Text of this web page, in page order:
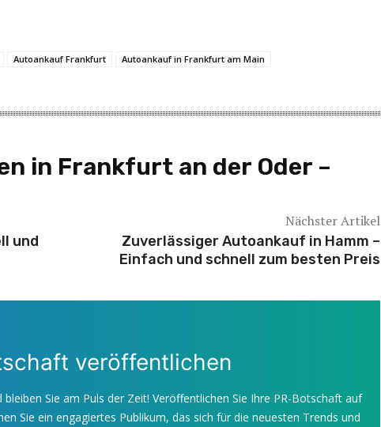
Autoankauf Frankfurt
Autoankauf in Frankfurt am Main
in Frankfurt an der Oder –
und
Nächster Artikel
Zuverlässiger Autoankauf in Hamm –
Einfach und schnell zum besten Preis
veröffentlichen
Sie am Puls der Zeit! Veröffentlichen Sie Ihre PR-Botschaft auf
Sie ein engagiertes Publikum, das sich für die neuesten Trends und